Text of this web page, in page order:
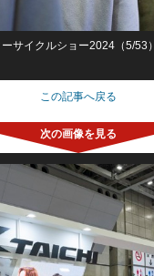
サイクルショー2024（5/53）
この記事へ戻る